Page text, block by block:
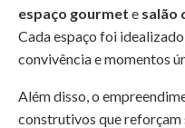
espaço gourmet e salão
Cada espaço foi
convivência e momentos
Além disso, o
construtivos que reforçam